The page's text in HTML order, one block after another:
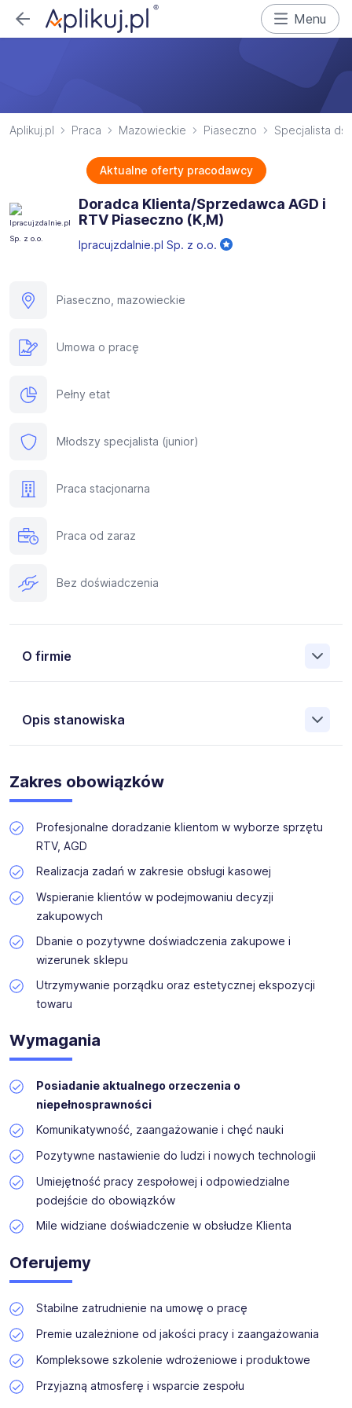
Menu
Aplikuj.pl Praca Mazowieckie Piaseczno Specjalista ds.
Aktualne oferty pracodawcy
Doradca Klienta/Sprzedawca AGD i
RTV Piaseczno (K,M)
Ipracujzdalnie.pl Sp. z o.o.
Piaseczno, mazowieckie
Umowa o pracę
Pełny etat
Młodszy specjalista (junior)
Praca stacjonarna
Praca od zaraz
Bez doświadczenia
O firmie
niepełnosprawne na różnych stanowiskach. Zatrudnianie
osób z niepełnosprawnościami oraz promowanie ich
powodzeniem realizujemy od wielu lat.
Opis stanowiska
poszukujemy kandydatów z
niepełnosprawnościna stanowisko
Sprzedawca (K,M,X) branża AGD i RTV w Piasecznie.
Zakres obowiązków
Profesjonalne doradzanie klientom w wyborze sprzętu
RTV, AGD
Realizacja zadań w zakresie obsługi kasowej
Wspieranie klientów w podejmowaniu decyzji
zakupowych
Dbanie o pozytywne doświadczenia zakupowe i
wizerunek sklepu
Utrzymywanie porządku oraz estetycznej ekspozycji
towaru
Wymagania
Posiadanie aktualnego orzeczenia o
niepełnosprawności
Komunikatywność, zaangażowanie i chęć nauki
Pozytywne nastawienie do ludzi i nowych technologii
Umiejętność pracy zespołowej i odpowiedzialne
podejście do obowiązków
Mile widziane doświadczenie w obsłudze Klienta
Oferujemy
Stabilne zatrudnienie na umowę o pracę
Premie uzależnione od jakości pracy i zaangażowania
Kompleksowe szkolenie wdrożeniowe i produktowe
Przyjazną atmosferę i wsparcie zespołu